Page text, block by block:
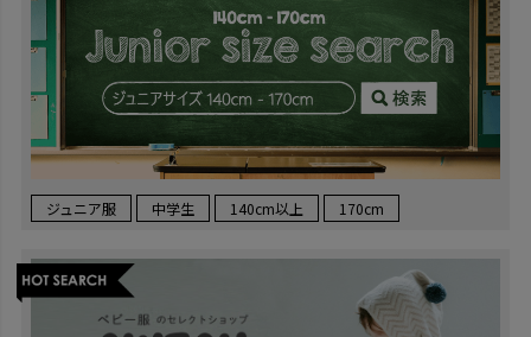
ジュニア服 中学生 140cm以上 170cm